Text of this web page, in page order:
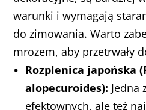
warunki i wymagają
do zimowania. Warto
mrozem, aby przetrwały
Rozplenica japońska
alopecuroides): Jedna
efektownych, ale też